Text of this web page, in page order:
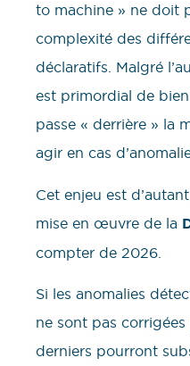
to machine » ne doit
complexité des
déclaratifs. Malgré
est primordial de
passe « derrière » la
agir en cas
Cet enjeu est
mise en œuvre de la
compter de 2026.
Si les anomalies
ne sont pas corrigées
derniers pourront